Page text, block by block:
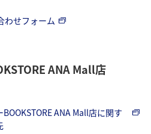
わせフォーム
ANA Mall店
ANA Mall店に関す